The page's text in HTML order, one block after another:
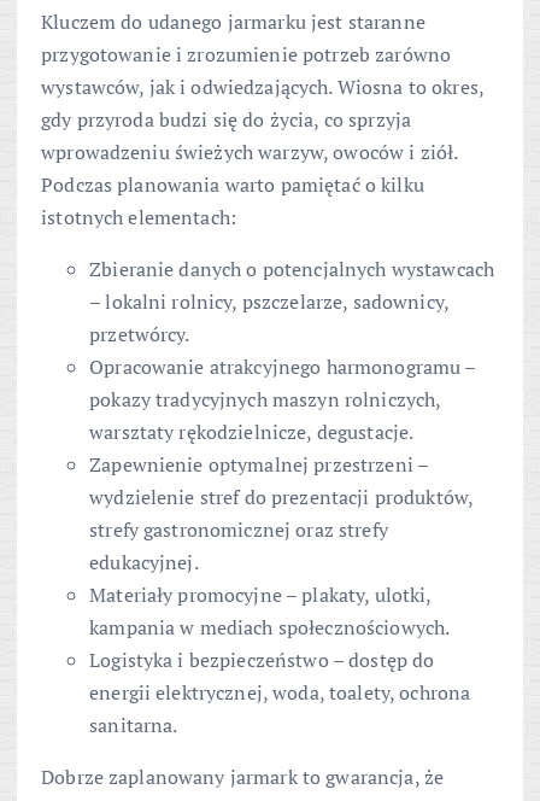
Kluczem do udanego jarmarku jest staranne
przygotowanie i zrozumienie potrzeb zarówno
wystawców, jak i odwiedzających. Wiosna to okres,
gdy przyroda budzi się do życia, co sprzyja
wprowadzeniu świeżych warzyw, owoców i ziół.
Podczas planowania warto pamiętać o kilku
istotnych elementach:
Zbieranie danych o potencjalnych wystawcach
– lokalni rolnicy, pszczelarze, sadownicy,
przetwórcy.
Opracowanie atrakcyjnego harmonogramu –
pokazy tradycyjnych maszyn rolniczych,
warsztaty rękodzielnicze, degustacje.
Zapewnienie optymalnej przestrzeni –
wydzielenie stref do prezentacji produktów,
strefy gastronomicznej oraz strefy
edukacyjnej.
Materiały promocyjne – plakaty, ulotki,
kampania w mediach społecznościowych.
Logistyka i bezpieczeństwo – dostęp do
energii elektrycznej, woda, toalety, ochrona
sanitarna.
Dobrze zaplanowany jarmark to gwarancja, że